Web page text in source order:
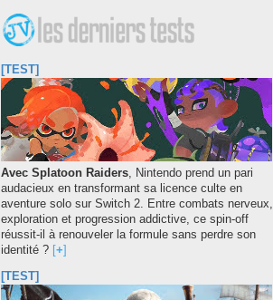
[TEST]
Avec Splatoon Raiders, Nintendo prend un pari
audacieux en transformant sa licence culte en
aventure solo sur Switch 2. Entre combats nerveux,
exploration et progression addictive, ce spin-off
réussit-il à renouveler la formule sans perdre son
identité ? [+]
[TEST]